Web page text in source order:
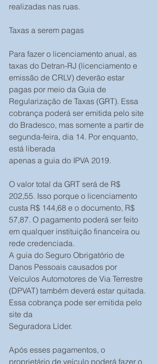
realizadas nas ruas.
Taxas a serem pagas
Para fazer o licenciamento anual, as
taxas do Detran-RJ (licenciamento e
emissão de CRLV) deverão estar
pagas por meio da Guia de
Regularização de Taxas (GRT). Essa
cobrança poderá ser emitida pelo site
do Bradesco, mas somente a partir de
segunda-feira, dia 14. Por enquanto,
está liberada
apenas a guia do IPVA 2019.
O valor total da GRT será de R$
202,55. Isso porque o licenciamento
custa R$ 144,68 e o documento, R$
57,87. O pagamento poderá ser feito
em qualquer instituição financeira ou
rede credenciada.
A guia do Seguro Obrigatório de
Danos Pessoais causados por
Veículos Automotores de Via Terrestre
(DPVAT) também deverá estar quitada.
Essa cobrança pode ser emitida pelo
site da
Seguradora Líder.
Após esses pagamentos, o
proprietário de veículo poderá fazer o